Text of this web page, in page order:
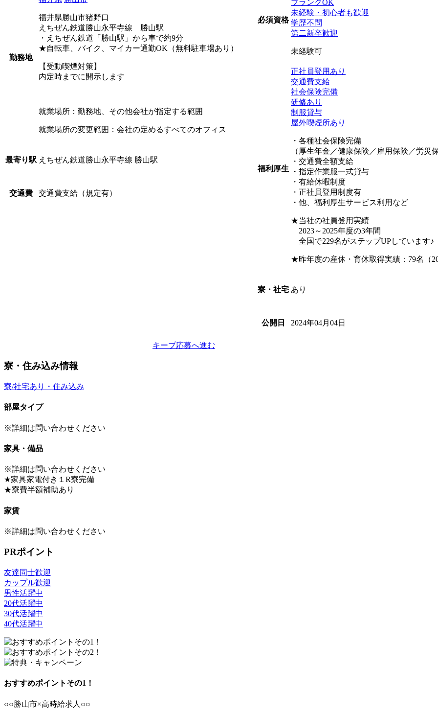
勤務地
福井県勝山市猪野口
えちぜん鉄道勝山永平寺線 勝山駅
・えちぜん鉄道「勝山駅」から車で約9分
★自転車、バイク、マイカー通勤OK（無料駐車場あり）
【受動喫煙対策】
内定時までに開示します
就業場所：勤務地、その他会社が指定する範囲
就業場所の変更範囲：会社の定めるすべてのオフィス
最寄り駅 えちぜん鉄道勝山永平寺線 勝山駅
交通費 交通費支給（規定有）
必須資格
ブランクOK
未経験・初心者も歓迎
学歴不問
第二新卒歓迎
未経験可
福利厚生
正社員登用あり
交通費支給
社会保険完備
研修あり
制服貸与
屋外喫煙所あり
・各種社会保険完備
（厚生年金／健康保険／雇用保険／労災
・交通費全額支給
・指定作業服一式貸与
・有給休暇制度
・正社員登用制度有
・他、福利厚生サービス利用など
★当社の社員登用実績
2023～2025年度の3年間
全国で229名がステップUPしています♪
★昨年度の産休・育休取得実績：79名（
寮・社宅 あり
公開日 2024年04月04日
キープ応募へ進む
寮・住み込み情報
寮/社宅あり・住み込み
部屋タイプ
※詳細は問い合わせください
家具・備品
※詳細は問い合わせください
★家具家電付き１R寮完備
★寮費半額補助あり
家賃
※詳細は問い合わせください
PRポイント
友達同士歓迎
カップル歓迎
男性活躍中
20代活躍中
30代活躍中
40代活躍中
おすすめポイントその1！
○○勝山市×高時給求人○○